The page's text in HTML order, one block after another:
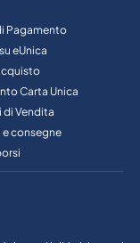
Pagamento
eUnica
Carta Unica
di Vendita
e consegne